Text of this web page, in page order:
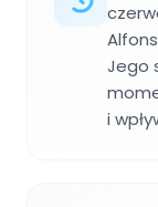
Jego
i